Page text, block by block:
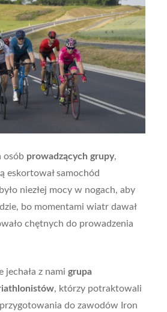
osób prowadzących grupy,
eskortował samochód
niezłej mocy w nogach, aby
bo momentami wiatr dawał
chętnych do prowadzenia
jechała z nami grupa
, którzy potraktowali
do zawodów Iron